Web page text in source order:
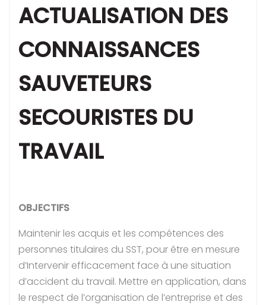
ACTUALISATION DES
CONNAISSANCES
SAUVETEURS
SECOURISTES DU
TRAVAIL
OBJECTIFS
Maintenir les acquis et les compétences des
personnes titulaires du SST, pour être en mesure
d’Intervenir efficacement face à une situation
d’accident du travail. Mettre en application, dans
le respect de l’organisation de l’entreprise et des